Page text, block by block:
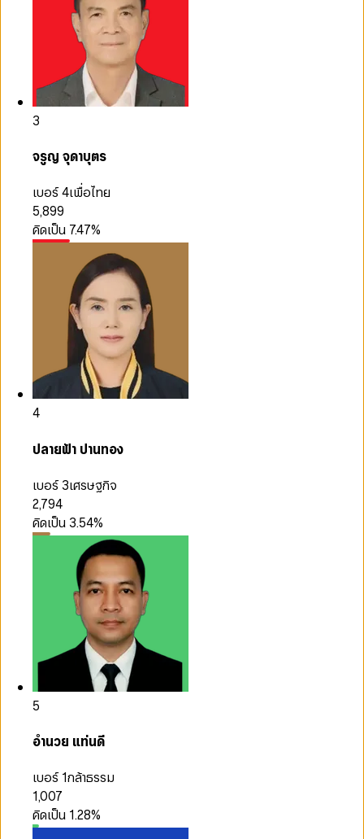
3
จรูญ จุดาบุตร
เบอร์ 4เพื่อไทย
5,899
คิดเป็น 7.47%
4
ปลายฟ้า ปานทอง
เบอร์ 3เศรษฐกิจ
2,794
คิดเป็น 3.54%
5
อำนวย แท่นดี
เบอร์ 1กล้าธรรม
1,007
คิดเป็น 1.28%